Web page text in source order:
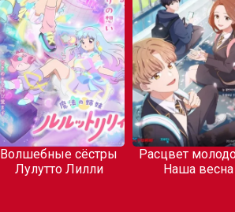
Волшебные сёстры
Лулутто Лилли
Расцвет
Наша весна